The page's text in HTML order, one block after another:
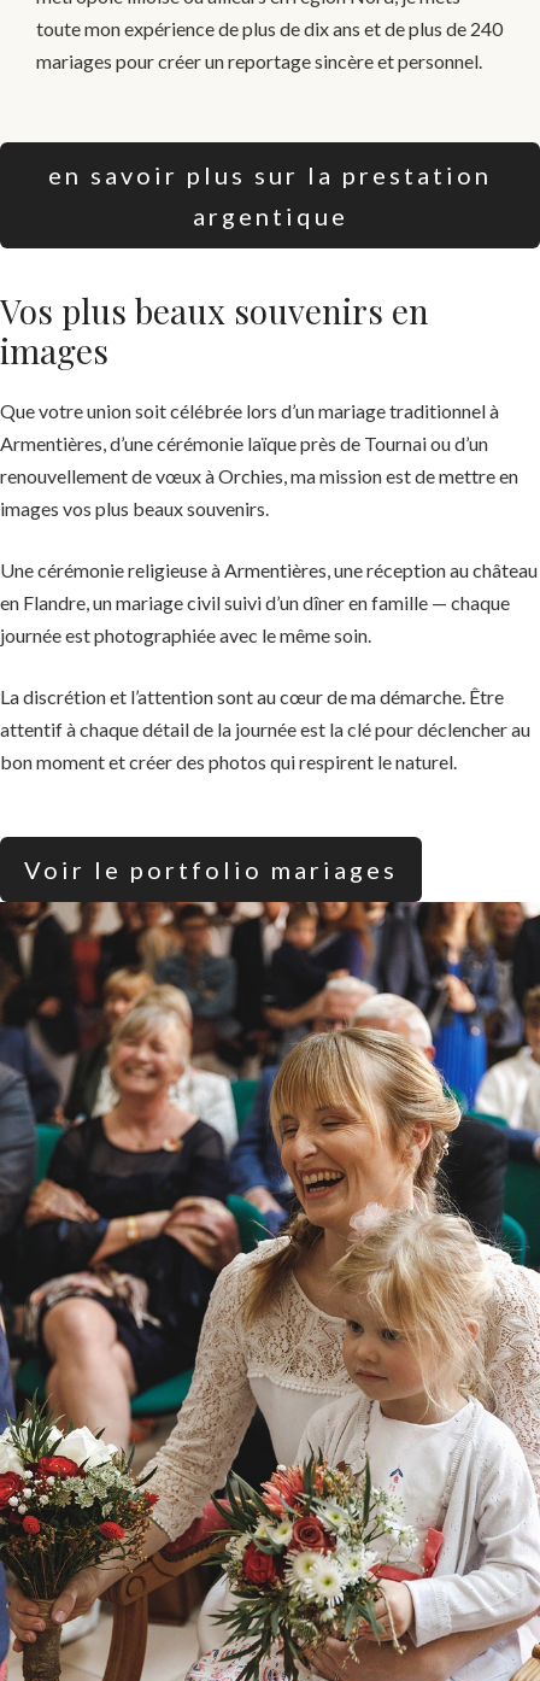
toute mon expérience de plus de dix ans et de plus de 240
mariages pour créer un reportage sincère et personnel.
en savoir plus sur la prestation
argentique
Vos plus beaux souvenirs en
images
Que votre union soit célébrée lors d’un mariage traditionnel à
Armentières, d’une cérémonie laïque près de Tournai ou d’un
renouvellement de vœux à Orchies, ma mission est de mettre en
images vos plus beaux souvenirs.
Une cérémonie religieuse à Armentières, une réception au château
en Flandre, un mariage civil suivi d’un dîner en famille — chaque
journée est photographiée avec le même soin.
La discrétion et l’attention sont au cœur de ma démarche. Être
attentif à chaque détail de la journée est la clé pour déclencher au
bon moment et créer des photos qui respirent le naturel.
Voir le portfolio mariages